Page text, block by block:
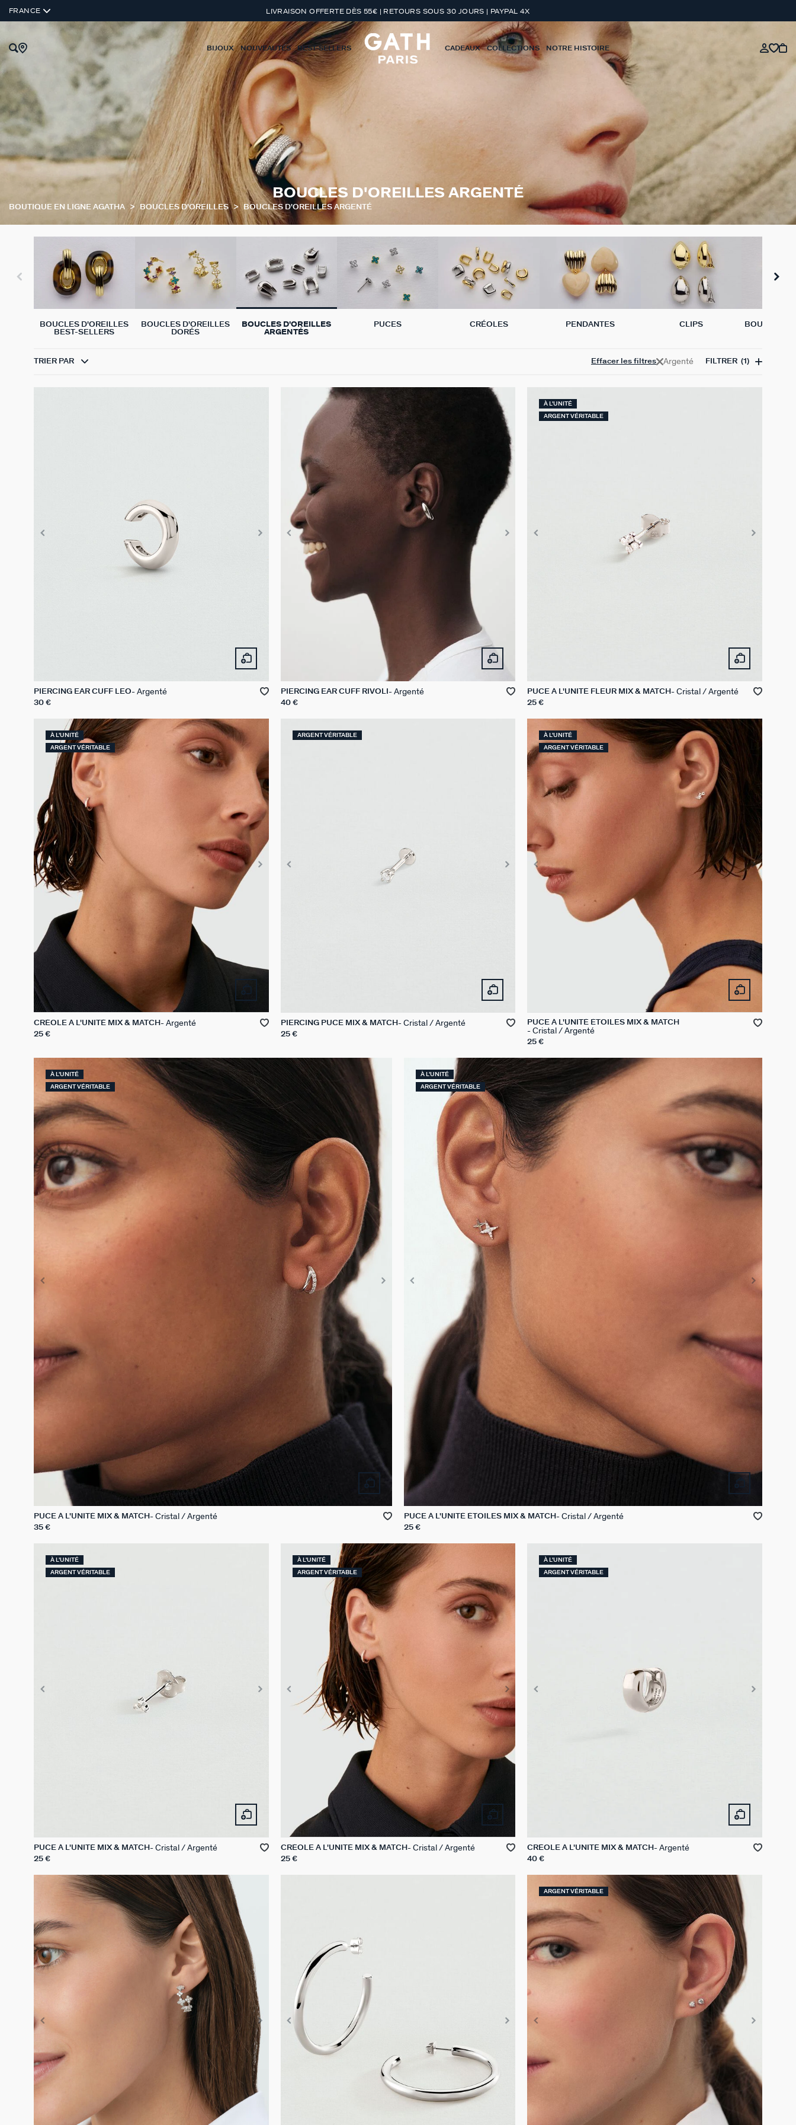
FRANCE LIVRAISON OFFERTE DÈS 55€ | RETOURS SOUS 30 JOURS | PAYPAL 4X
BIJOUX NOUVEAUTÉS BEST-SELLERS CADEAUX COLLECTIONS NOTRE HISTOIRE
BOUCLES D'OREILLES ARGENTÉ
BOUCLES D'OREILLES
BEST-SELLERS
BOUCLES D'OREILLES
DORÉS
BOUCLES D'OREILLES
ARGENTÉS
PUCES CRÉOLES PENDANTES CLIPS
BOUCLES
BOUTIQUE EN LIGNE AGATHA BOUCLES D'OREILLES BOUCLES D'OREILLES ARGENTÉ
TRIER PAR Argenté
Effacer les filtres FILTRER (1)
PIERCING EAR CUFF LEO Argenté
30 €
PIERCING EAR CUFF RIVOLI Argenté
40 €
À L'UNITÉ
ARGENT VÉRITABLE
PUCE À L'UNITÉ FLEUR MIX & MATCH Cristal / Argenté
25 €
À L'UNITÉ
ARGENT VÉRITABLE
CRÉOLE À L'UNITÉ MIX & MATCH Argenté
25 €
ARGENT VÉRITABLE
PIERCING PUCE MIX & MATCH Cristal / Argenté
25 €
À L'UNITÉ
ARGENT VÉRITABLE
PUCE À L'UNITÉ ÉTOILES MIX & MATCH
Cristal / Argenté
25 €
À L'UNITÉ
ARGENT VÉRITABLE
PUCE À L'UNITÉ MIX & MATCH Cristal / Argenté
35 €
À L'UNITÉ
ARGENT VÉRITABLE
PUCE À L'UNITÉ ÉTOILES MIX & MATCH Cristal / Argenté
25 €
À L'UNITÉ
ARGENT VÉRITABLE
PUCE À L'UNITÉ MIX & MATCH Cristal / Argenté
25 €
À L'UNITÉ
ARGENT VÉRITABLE
CRÉOLE À L'UNITÉ MIX & MATCH Cristal / Argenté
25 €
À L'UNITÉ
ARGENT VÉRITABLE
CRÉOLE À L'UNITÉ MIX & MATCH Argenté
40 €
ARGENT VÉRITABLE